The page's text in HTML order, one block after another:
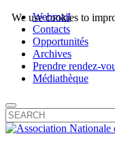
Webmail
Contacts
Opportunités
Archives
Prendre rendez-
Médiathèque
We use cookies to